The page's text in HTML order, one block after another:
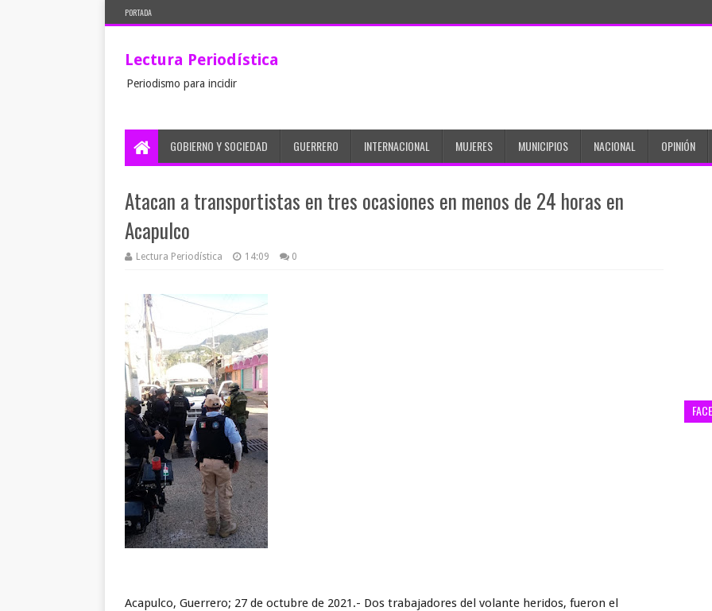
PORTADA
Lectura Periodística
Periodismo para incidir
GOBIERNO Y SOCIEDAD GUERRERO INTERNACIONAL MUJERES MUNICIPIOS NACIONAL OPINIÓN
Atacan a transportistas en tres ocasiones en menos de 24 horas en
Acapulco
Lectura Periodística 14:09 0
Acapulco, Guerrero; 27 de octubre de 2021.- Dos trabajadores del volante heridos, fueron el